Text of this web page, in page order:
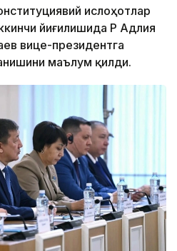
ислоҳотлар
йиғилишида ҚР Адлия
вице-президентга
маълум қилди.